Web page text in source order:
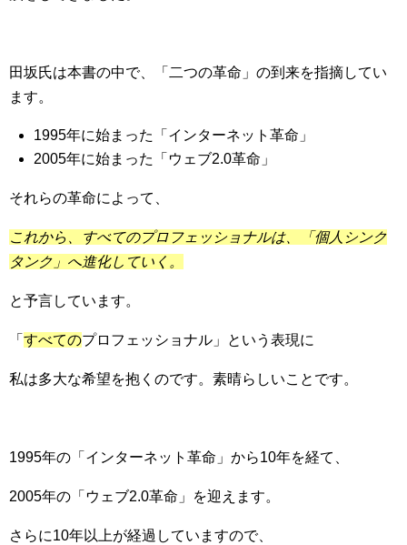
田坂氏は本書の中で、「二つの革命」の到来を指摘してい
ます。
1995年に始まった「インターネット革命」
2005年に始まった「ウェブ2.0革命」
それらの革命によって、
これから、すべてのプロフェッショナルは、「個人シンク
タンク」へ進化していく。
と予言しています。
「 すべてのプロフェッショナル」という表現に
私は多大な希望を抱くのです。素晴らしいことです。
1995年の「インターネット革命」から10年を経て、
2005年の「ウェブ2.0革命」を迎えます。
さらに10年以上が経過していますので、